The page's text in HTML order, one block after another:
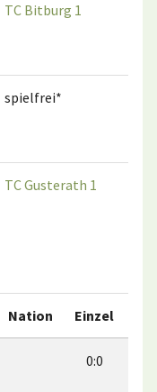
TC Bitburg 1
spielfrei*
TC Gusterath 1
Nation Einzel
0:0